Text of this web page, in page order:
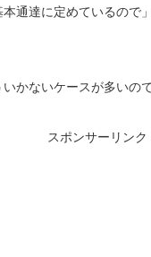
通達に定めているので
かないケースが多いので
スポンサーリンク